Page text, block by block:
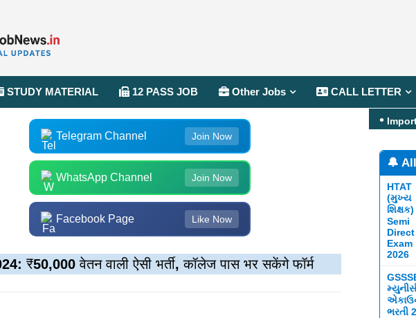
STUDY MATERIAL 12 PASS JOB Other Jobs CALL LETTER
Telegram Channel Join Now
WhatsApp Channel Join Now
Facebook Page Like Now
₹50,000 वेतन वाली ऐसी भर्ती, कॉलेज पास भर सकेंगे फॉर्म
🔔
HTAT
(મુખ્ય
શિક્ષક)
Semi
Direct
Exam
2026
ભરતી